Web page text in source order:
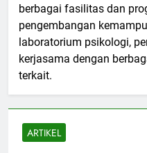
berbagai fasilitas dan
pengembangan
laboratorium psikologi,
kerjasama dengan
terkait.
ARTIKEL